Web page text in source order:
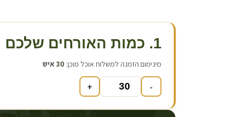
1. כמות האורחים שלכם
מינימום הזמנה למשלוח אוכל מוכן: 30איש
-
+